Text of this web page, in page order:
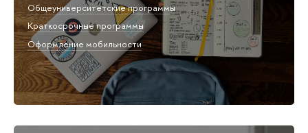
Общеуниверситетские программы
Краткосрочные программы
Оформление мобильности